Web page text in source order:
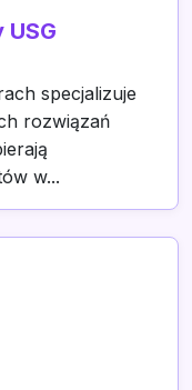
specjalizuje
rozwiązań
w...